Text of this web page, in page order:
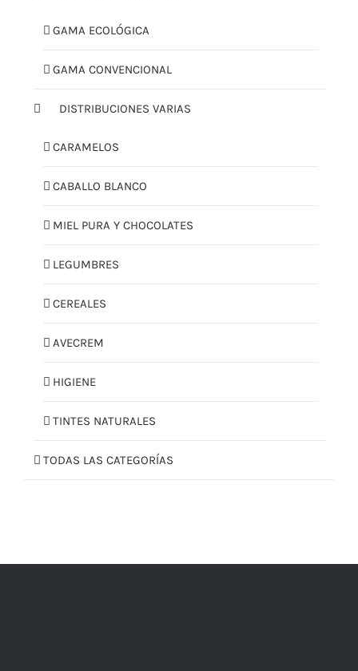
GAMA ECOLÓGICA
GAMA CONVENCIONAL
DISTRIBUCIONES VARIAS
CARAMELOS
CABALLO BLANCO
MIEL PURA Y CHOCOLATES
LEGUMBRES
CEREALES
AVECREM
HIGIENE
TINTES NATURALES
TODAS LAS CATEGORÍAS